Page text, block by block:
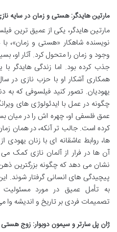
مارتین هایدگر: هستی و زمان در سایه
مارتین هایدگر، یکی از عمیق ترین
نویسنده شاهکار «هستی و زمان»،
وجود و زمان را متحول کرد. آثار او،
جذب کرده بود. اما زندگی هایدگر
یهودیان. تصور کنید فیلسوفی که
چگونه در عمل با ایدئولوژی های
عمق فلسفی او، چهره اش را در میان
کرده است. جالب تر آنکه، در همان
ها، روابط عاشقانه ای با زنان
آن ها در فرار از آلمان نازی کمک
نشان می دهد که چگونه بزرگترین
پیچیدگی های انسانی گرفتار شوند.
به تأمل عمیق در مورد مسئولیت
تصمیمات فردی بر تاریخ و اندیشه وا
ژان پل سارتر و سیمون دوبوار: زوج